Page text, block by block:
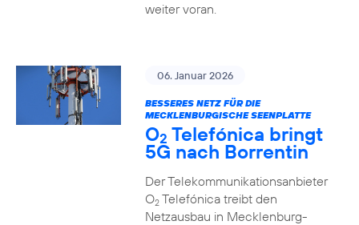
weiter voran.
06. Januar 2026
BESSERES NETZ FÜR DIE
MECKLENBURGISCHE SEENPLATTE
O2 Telefónica bringt
5G nach Borrentin
Der Telekommunikationsanbieter
O2Telefónica treibt den
Netzausbau in Mecklenburg-